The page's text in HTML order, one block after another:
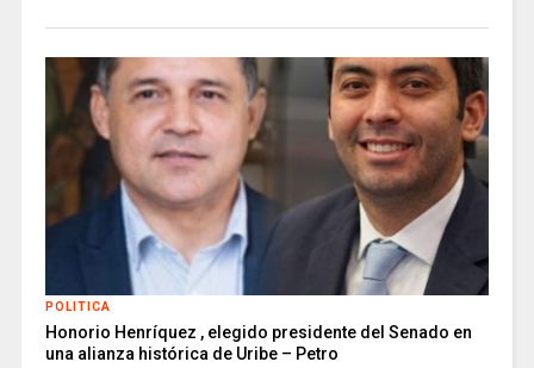
POLITICA
Honorio Henríquez , elegido presidente del Senado en
una alianza histórica de Uribe – Petro